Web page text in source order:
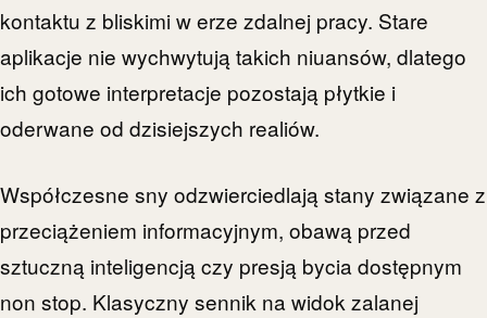
kontaktu z bliskimi w erze zdalnej pracy. Stare
aplikacje nie wychwytują takich niuansów, dlatego
ich gotowe interpretacje pozostają płytkie i
oderwane od dzisiejszych realiów.
Współczesne sny odzwierciedlają stany związane z
przeciążeniem informacyjnym, obawą przed
sztuczną inteligencją czy presją bycia dostępnym
non stop. Klasyczny sennik na widok zalanej